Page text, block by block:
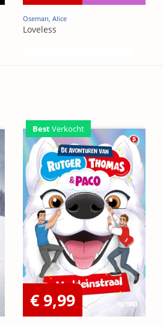
Oseman, Alice
Loveless
BestVerkocht
€ 9,99